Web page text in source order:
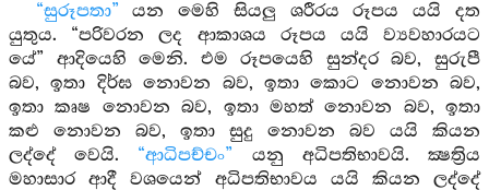
“සුරූපතා” යන මෙහි සියලු ශරීරය රූපය යයි දත
යුතුය. “පරිවරන ලද ආකාශය රූපය යයි ව්‍යවහාරයට
යේ” ආදියෙහි මෙනි. එම රූපයෙහි සුන්දර බව, සුරුපී
බව, ඉතා දිර්ඝ නොවන බව, ඉතා කොට නොවන බව,
ඉතා කෘෂ නොවන බව, ඉතා මහත් නොවන බව, ඉතා
කළු නොවන බව, ඉතා සුදු නොවන බව යයි කියන
ලද්දේ වෙයි. “ආධිපච්චං” යනු අධිපතිභාවයි. ක්‍ෂත්‍රිය
මහාසාර ආදී වශයෙන් අධිපතිභාවය යයි කියන ලද්දේ